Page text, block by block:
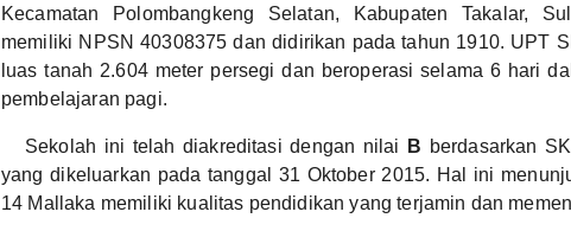
Kecamatan Polombangkeng Selatan, Kabupaten Takalar,
memiliki NPSN 40308375 dan didirikan pada tahun 1910. UPT
luas tanah 2.604 meter persegi dan beroperasi selama 6 hari
pembelajaran pagi.
Sekolah ini telah diakreditasi dengan nilai B berdasarkan
yang dikeluarkan pada tanggal 31 Oktober 2015. Hal ini
14 Mallaka memiliki kualitas pendidikan yang terjamin dan